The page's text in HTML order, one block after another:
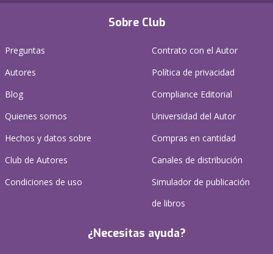
Sobre Club
Preguntas
Autores
Blog
Quienes somos
Hechos y datos sobre
Club de Autores
Condiciones de uso
Contrato con el Autor
Política de privacidad
Compliance Editorial
Universidad del Autor
Compras en cantidad
Canales de distribución
Simulador de publicación
de libros
¿Necesitas ayuda?